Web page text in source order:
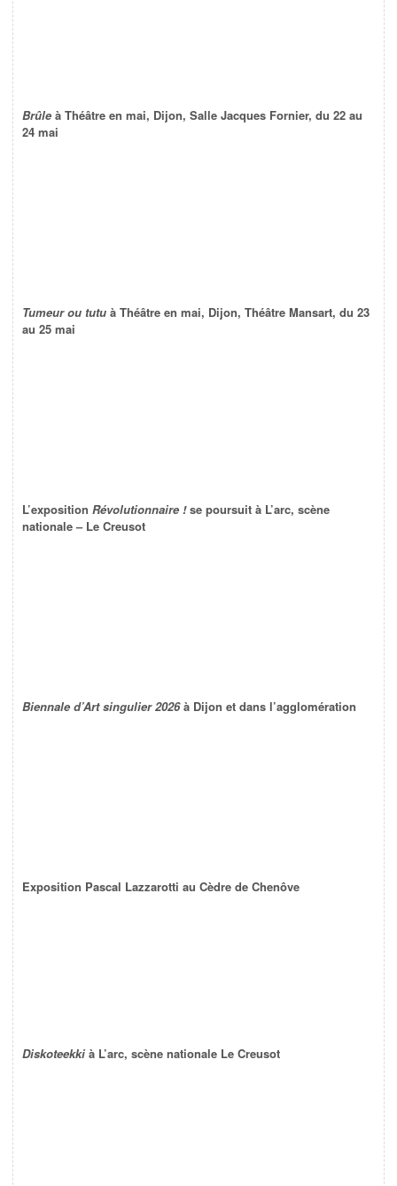
Brûle à Théâtre en mai, Dijon, Salle Jacques Fornier, du 22 au
24 mai
Tumeur ou tutu à Théâtre en mai, Dijon, Théâtre Mansart, du 23
au 25 mai
L’exposition Révolutionnaire !se poursuit à L’arc, scène
nationale – Le Creusot
Biennale d’Art singulier 2026à Dijon et dans l’agglomération
Exposition Pascal Lazzarotti au Cèdre de Chenôve
Diskoteekki à L’arc, scène nationale Le Creusot